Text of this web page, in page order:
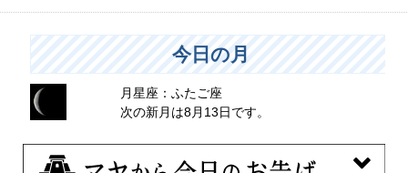
今日の月
月星座：ふたご座
次の新月は8月13日です。